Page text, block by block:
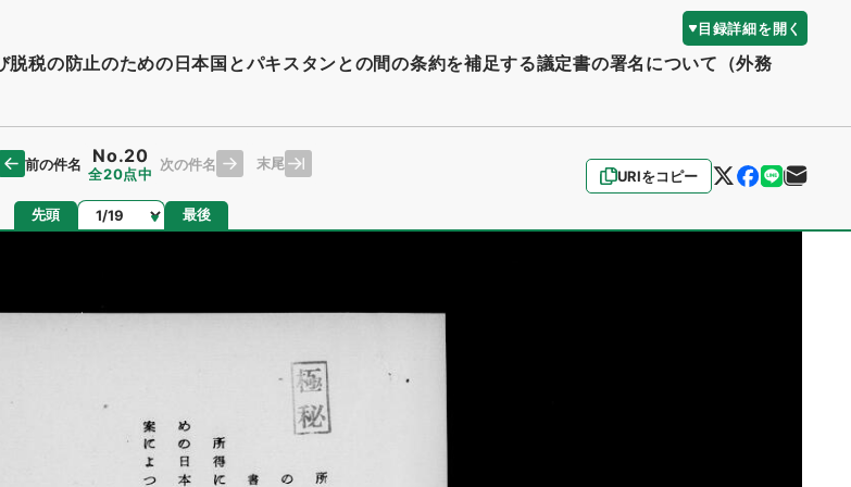
目録詳細を開く
税の防止のための日本国とパキスタンとの間の条約を補足する議定書の署名について（外務
URIをコピー
前の件名 No.20
全20点中
次の件名 末尾
先頭 ページ 最後